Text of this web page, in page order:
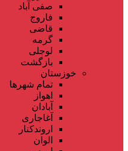
صفی آباد
فاروج
قاضی
گرمه
لوجلی
بازگشت
خوزستان
تمام شهر‌ها
اهواز
آبادان
آغاجاری
اروندکنار
الوان